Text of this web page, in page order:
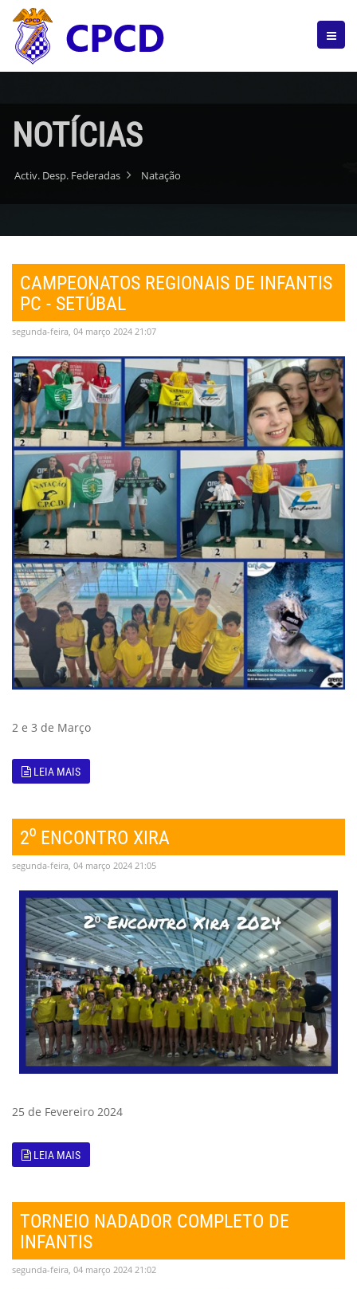
NOTÍCIAS
Activ. Desp. Federadas Natação
CAMPEONATOS REGIONAIS DE INFANTIS
PC - SETÚBAL
segunda-feira, 04 março 2024 21:07
2 e 3 de Março
LEIA MAIS
2⁰ ENCONTRO XIRA
segunda-feira, 04 março 2024 21:05
25 de Fevereiro 2024
LEIA MAIS
TORNEIO NADADOR COMPLETO DE
INFANTIS
segunda-feira, 04 março 2024 21:02